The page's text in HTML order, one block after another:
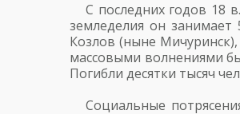
С последних годов 18
земледелия он занимает
Козлов (ныне
массовыми волнениями
Погибли десятки тысяч
Социальные